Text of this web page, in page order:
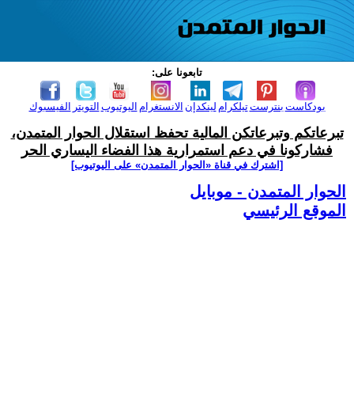
تابعونا على:
الفيسبوك التويتر اليوتيوب الانستغرام لينكدإن تيلكرامبنترست بودكاست
تبرعاتكم وتبرعاتكن المالية تحفظ استقلال الحوار المتمدن،
فشاركونا في دعم استمرارية هذا الفضاء اليساري الحر
[اشترك في قناة ‫«الحوار المتمدن» على اليوتيوب]
الحوار المتمدن - موبايل
الموقع الرئيسي